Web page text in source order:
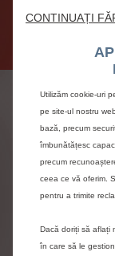
Van-
CONTINUAȚI
Utilizăm cookie-uri
pe site-ul nostru
bază, precum
îmbunătățesc
precum
ceea ce vă oferim.
pentru a trimite
Dacă doriți să aflați
în care să le